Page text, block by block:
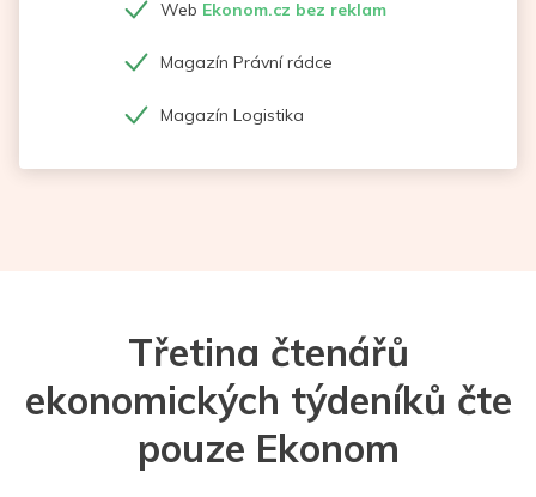
Web Ekonom.cz bez reklam
Magazín Právní rádce
Magazín Logistika
Třetina čtenářů
ekonomických týdeníků čte
pouze Ekonom